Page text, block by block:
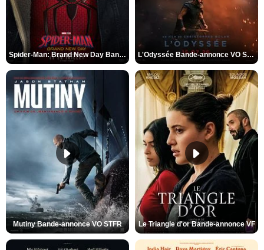
Spider-Man: Brand New Day Bande-annonce VO STFR L'Odyssée Bande-annonce VO STFR
Mutiny Bande-annonce VO STFR Le Triangle d'or Bande-annonce VF